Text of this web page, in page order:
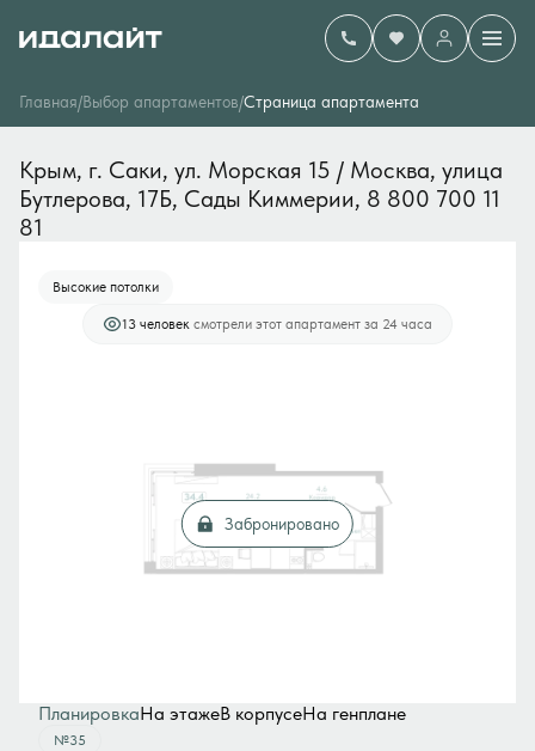
Главная/Выбор апартаментов/Cтраница апартамента
Ипотекаот 225 236 руб./мес.
Крым, г. Саки, ул. Морская 15 / Москва, улица
Бутлерова, 17Б, Сады Киммерии, 8 800 700 11
81
Высокие потолки
13 человек смотрели этот апартамент за 24 часа
Забронировано
ПланировкаНа этажеВ корпусеНа генплане
№35